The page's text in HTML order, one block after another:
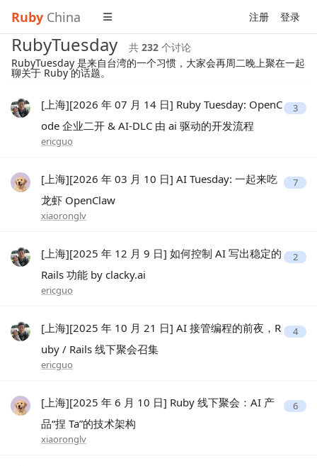
Ruby China 注册 登录
RubyTuesday 共 232 个讨论
RubyTuesday 是来自台湾的一个习惯，大家会再周二晚上聚在一起
聊关于 Ruby 的话题。
[上海][2026 年 07 月 14 日] Ruby Tuesday: OpenC
ode 企业二开 & AI-DLC 由 ai 驱动的开发流程
ericguo
3
[上海][2026 年 03 月 10 日] AI Tuesday: 一起来吃
龙虾 OpenClaw
xiaoronglv
7
[上海][2025 年 12 月 9 日] 如何控制 AI 写出稳定的
Rails 功能 by clacky.ai
ericguo
2
[上海][2025 年 10 月 21 日] AI 接管编程的前夜，R
uby / Rails 线下聚会召集
ericguo
4
[上海][2025 年 6 月 10 日] Ruby 线下聚会：AI 产
品“捏 Ta”的技术架构
xiaoronglv
6